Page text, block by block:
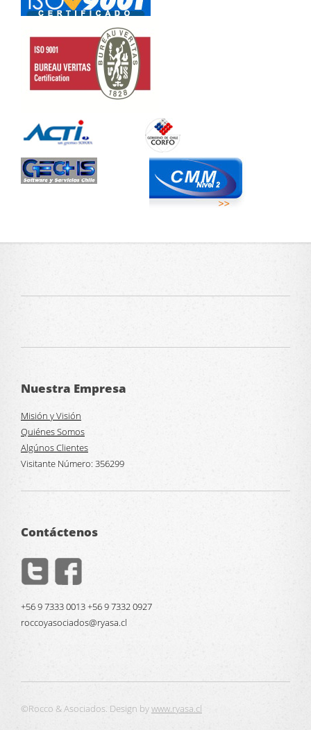
Nuestra Empresa
Misión y Visión
Quiénes Somos
Algúnos Clientes
Visitante Número: 356299
Contáctenos
+56 9 7333 0013 +56 9 7332 0927
roccoyasociados@ryasa.cl
©Rocco & Asociados. Design bywww.ryasa.cl